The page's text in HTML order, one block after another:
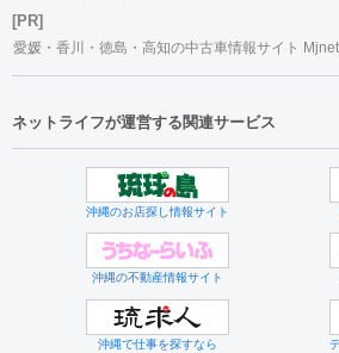
[PR]
愛媛・香川・徳島・高知の中古車情報サイト
ネットライフが運営する関連サービス
沖縄のお店探し情報サイト
沖縄の不動産情報サイト
沖縄で仕事を探すなら